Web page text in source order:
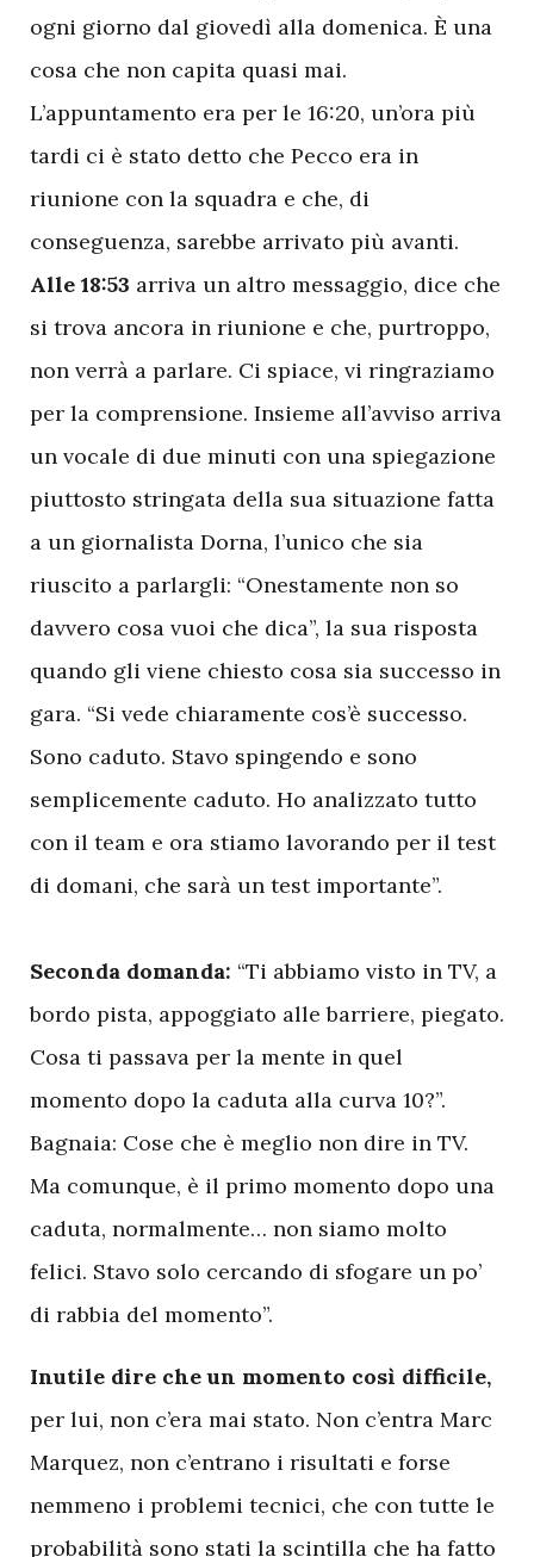
ogni giorno dal giovedì alla domenica. È una
cosa che non capita quasi mai.
L’appuntamento era per le 16:20, un’ora più
tardi ci è stato detto che Pecco era in
riunione con la squadra e che, di
conseguenza, sarebbe arrivato più avanti.
Alle 18:53 arriva un altro messaggio, dice che
si trova ancora in riunione e che, purtroppo,
non verrà a parlare. Ci spiace, vi ringraziamo
per la comprensione. Insieme all’avviso arriva
un vocale di due minuti con una spiegazione
piuttosto stringata della sua situazione fatta
a un giornalista Dorna, l’unico che sia
riuscito a parlargli: “Onestamente non so
davvero cosa vuoi che dica”, la sua risposta
quando gli viene chiesto cosa sia successo in
gara. “Si vede chiaramente cos’è successo.
Sono caduto. Stavo spingendo e sono
semplicemente caduto. Ho analizzato tutto
con il team e ora stiamo lavorando per il test
di domani, che sarà un test importante”.
Seconda domanda: “Ti abbiamo visto in TV, a
bordo pista, appoggiato alle barriere, piegato.
Cosa ti passava per la mente in quel
momento dopo la caduta alla curva 10?”.
Bagnaia: Cose che è meglio non dire in TV.
Ma comunque, è il primo momento dopo una
caduta, normalmente… non siamo molto
felici. Stavo solo cercando di sfogare un po’
di rabbia del momento”.
Inutile dire che un momento così difficile,
per lui, non c’era mai stato. Non c’entra Marc
Marquez, non c’entrano i risultati e forse
nemmeno i problemi tecnici, che con tutte le
probabilità sono stati la scintilla che ha fatto